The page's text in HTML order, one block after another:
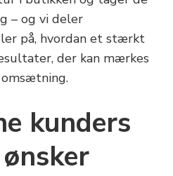
– og vi deler
på, hvordan et stærkt
der kan mærkes
kunders